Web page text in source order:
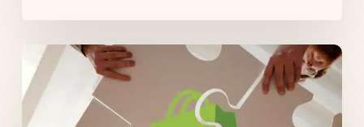
Pourquoi
faire
appel
à
un